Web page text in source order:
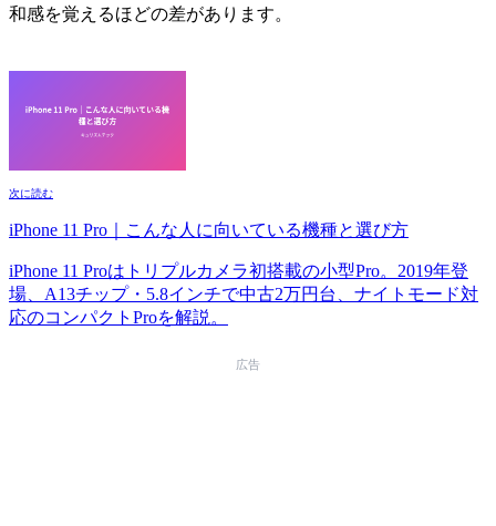
和感を覚えるほどの差があります。
次に読む
iPhone 11 Pro｜こんな人に向いている機種と選び方
iPhone 11 Proはトリプルカメラ初搭載の小型Pro。2019年登
場、A13チップ・5.8インチで中古2万円台、ナイトモード対
応のコンパクトProを解説。
広告